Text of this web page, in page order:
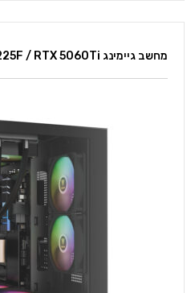
מחשב גיימינג Core Ultra 5 225F / RTX 5060Ti